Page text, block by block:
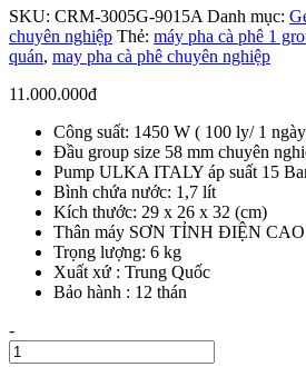
SKU: CRM-3005G-9015A Danh mục:
chuyên nghiệp Thẻ: máy pha cà phê 1
quán, may pha cà phê chuyên nghiệp
11.000.000đ
Công suất: 1450 W ( 100 ly/ 1
Đầu group size 58 mm chuyên
Pump ULKA ITALY áp suất 15
Bình chứa nước: 1,7 lít
Kích thước: 29 x 26 x 32 (cm)
Thân máy SƠN TỈNH ĐIỆN
Trọng lượng: 6 kg
Xuất xứ : Trung Quốc
Bảo hành : 12 thán
Số
lượng
-